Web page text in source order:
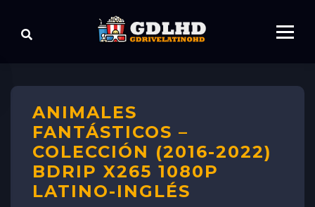
ANIMALES
FANTÁSTICOS –
COLECCIÓN (2016-2022)
BDRIP X265 1080P
LATINO-INGLÉS